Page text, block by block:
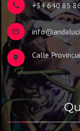
+34 640 85
Calle